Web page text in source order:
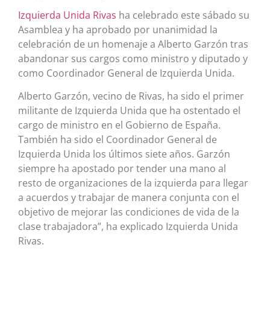
Izquierda Unida Rivas ha celebrado este sábado su
Asamblea y ha aprobado por unanimidad la
celebración de un homenaje a Alberto Garzón tras
abandonar sus cargos como ministro y diputado y
como Coordinador General de Izquierda Unida.
Alberto Garzón, vecino de Rivas, ha sido el primer
militante de Izquierda Unida que ha ostentado el
cargo de ministro en el Gobierno de España.
También ha sido el Coordinador General de
Izquierda Unida los últimos siete años. Garzón
siempre ha apostado por tender una mano al
resto de organizaciones de la izquierda para llegar
a acuerdos y trabajar de manera conjunta con el
objetivo de mejorar las condiciones de vida de la
clase trabajadora”, ha explicado Izquierda Unida
Rivas.